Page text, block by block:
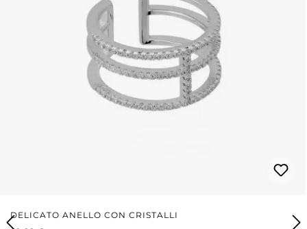
DELICATO ANELLO CON CRISTALLI